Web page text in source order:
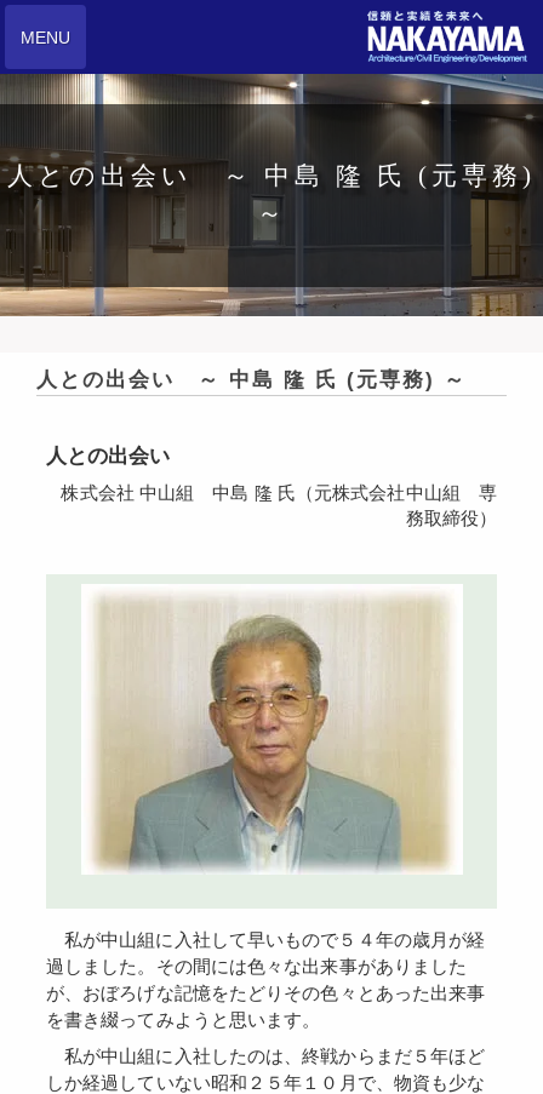
MENU
人との出会い ～ 中島 隆 氏 (元専務)
～
人との出会い ～ 中島 隆 氏 (元専務) ～
人との出会い
株式会社 中山組 中島 隆 氏（元株式会社中山組 専
務取締役）
私が中山組に入社して早いもので５４年の歳月が経
過しました。その間には色々な出来事がありました
が、おぼろげな記憶をたどりその色々とあった出来事
を書き綴ってみようと思います。
私が中山組に入社したのは、終戦からまだ５年ほど
しか経過していない昭和２５年１０月で、物資も少な